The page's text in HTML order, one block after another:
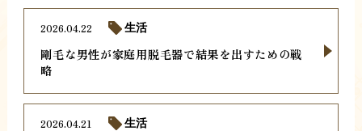
剛毛な男性が家庭用脱毛器で結果を出すための戦
略
2026.04.22 生活
2026.04.21 生活